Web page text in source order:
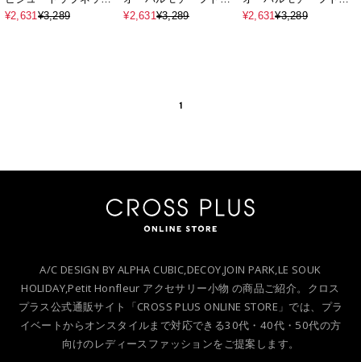
レス
¥2,631 ¥3,289
プネックレス
¥2,631¥3,289
プネックレス
¥2,631¥3,289
1
A/C DESIGN BY ALPHA CUBIC,DECOY,JOIN PARK,LE SOUK
HOLIDAY,Petit Honfleur アクセサリー小物 の商品ご紹介。クロス
プラス公式通販サイト「CROSS PLUS ONLINE STORE」では、プラ
イベートからオンスタイルまで対応できる30代・40代・50代の方
向けのレディースファッションをご提案します。